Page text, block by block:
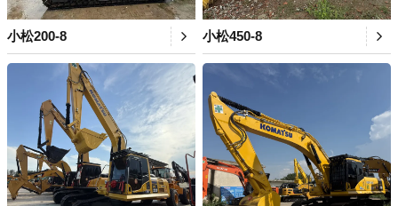
小松200-8 小松450-8